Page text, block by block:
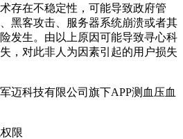
存在不稳定性，可能导致政府管
黑客攻击、服务器系统崩溃或者其
发生。由以上原因可能导致寻心科
，对此非人为因素引起的用户损失
迈科技有限公司旗下APP测血压血
限